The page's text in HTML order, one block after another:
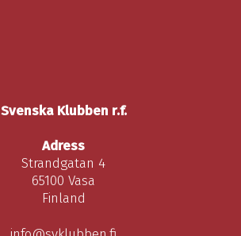
Svenska Klubben r.f.
Adress
Strandgatan 4
65100 Vasa
Finland